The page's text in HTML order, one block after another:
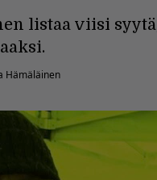
listaa viisi
Hämäläinen